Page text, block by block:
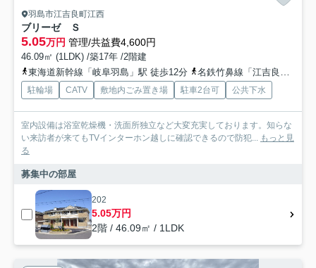
羽島市江吉良町江西
ブリーゼ Ｓ
5.05万円 管理/共益費4,600円
46.09㎡ (1LDK) /築17年 /2階建
東海道新幹線「岐阜羽島」駅 徒歩12分
名鉄竹鼻線「江吉良」駅 徒歩10分
駐輪場 CATV 敷地内ごみ置き場 駐車2台可 公共下水
室内設備は浴室乾燥機・洗面所独立など大変充実しております。知らな
い来訪者が来てもTVインターホン越しに確認できるので防犯... もっと見
る
募集中の部屋
202
5.05万円
2階 / 46.09㎡ / 1LDK